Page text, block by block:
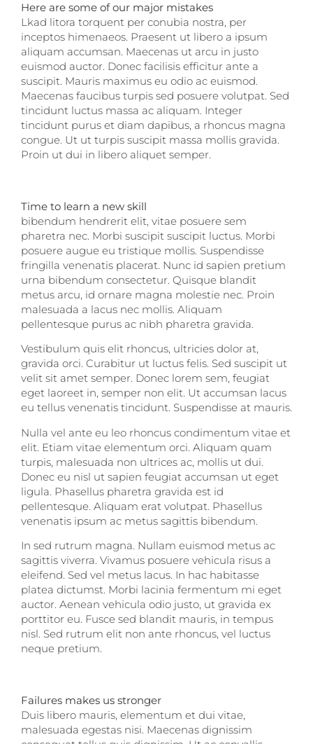
Here are some of our major mistakes
Lkad litora torquent per conubia nostra, per
inceptos himenaeos. Praesent ut libero a ipsum
aliquam accumsan. Maecenas ut arcu in justo
euismod auctor. Donec facilisis efficitur ante a
suscipit. Mauris maximus eu odio ac euismod.
Maecenas faucibus turpis sed posuere volutpat. Sed
tincidunt luctus massa ac aliquam. Integer
tincidunt purus et diam dapibus, a rhoncus magna
congue. Ut ut turpis suscipit massa mollis gravida.
Proin ut dui in libero aliquet semper.
Time to learn a new skill
bibendum hendrerit elit, vitae posuere sem
pharetra nec. Morbi suscipit suscipit luctus. Morbi
posuere augue eu tristique mollis. Suspendisse
fringilla venenatis placerat. Nunc id sapien pretium
urna bibendum consectetur. Quisque blandit
metus arcu, id ornare magna molestie nec. Proin
malesuada a lacus nec mollis. Aliquam
pellentesque purus ac nibh pharetra gravida.
Vestibulum quis elit rhoncus, ultricies dolor at,
gravida orci. Curabitur ut luctus felis. Sed suscipit ut
velit sit amet semper. Donec lorem sem, feugiat
eget laoreet in, semper non elit. Ut accumsan lacus
eu tellus venenatis tincidunt. Suspendisse at mauris.
Nulla vel ante eu leo rhoncus condimentum vitae et
elit. Etiam vitae elementum orci. Aliquam quam
turpis, malesuada non ultrices ac, mollis ut dui.
Donec eu nisl ut sapien feugiat accumsan ut eget
ligula. Phasellus pharetra gravida est id
pellentesque. Aliquam erat volutpat. Phasellus
venenatis ipsum ac metus sagittis bibendum.
In sed rutrum magna. Nullam euismod metus ac
sagittis viverra. Vivamus posuere vehicula risus a
eleifend. Sed vel metus lacus. In hac habitasse
platea dictumst. Morbi lacinia fermentum mi eget
auctor. Aenean vehicula odio justo, ut gravida ex
porttitor eu. Fusce sed blandit mauris, in tempus
nisl. Sed rutrum elit non ante rhoncus, vel luctus
neque pretium.
Failures makes us stronger
Duis libero mauris, elementum et dui vitae,
malesuada egestas nisi. Maecenas dignissim